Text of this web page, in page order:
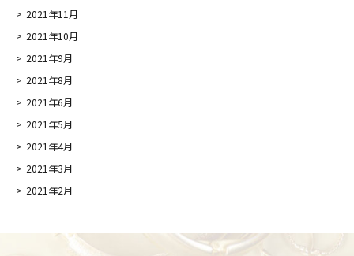
2021年11月
2021年10月
2021年9月
2021年8月
2021年6月
2021年5月
2021年4月
2021年3月
2021年2月